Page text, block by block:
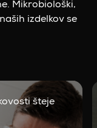
Mikrobiološki,
izdelkov se
šteje